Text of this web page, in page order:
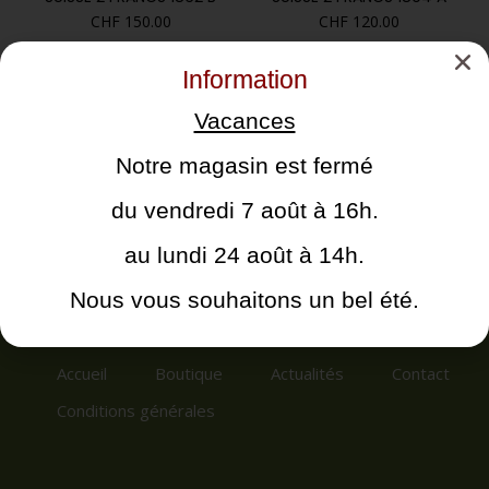
CHF 150.00 CHF 120.00
Accueil Boutique Actualités
Contact
Conditions générales
Information
Vacances
Notre magasin est fermé
du vendredi 7 août à 16h.
au lundi 24 août à 14h.
Nous vous souhaitons un bel été.